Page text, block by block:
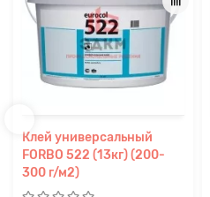
Клей универсальный
FORBO 522 (13кг) (200-
300 г/м2)